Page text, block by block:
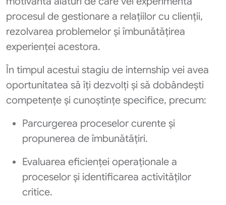
procesul de gestionare a relațiilor cu clienții,
rezolvarea problemelor și îmbunătățirea
experienței acestora.
În timpul acestui stagiu de internship vei avea
oportunitatea să îți dezvolți și să dobândești
competențe și cunoștințe specifice, precum:
Parcurgerea proceselor curente și
propunerea de îmbunătățiri.
Evaluarea eficienței operaționale a
proceselor și identificarea activităților
critice.